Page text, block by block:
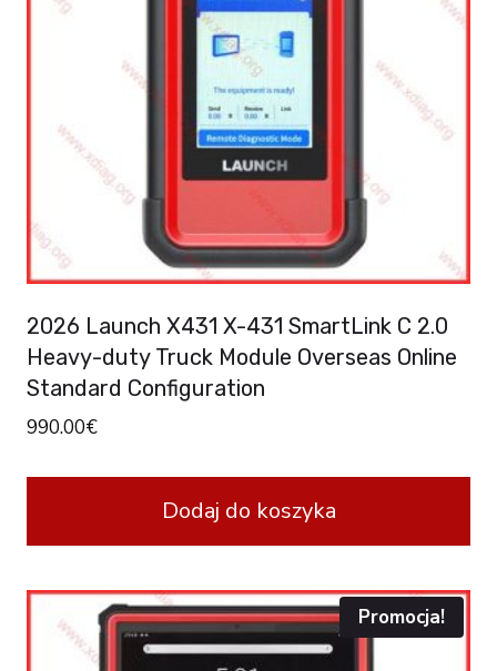
2026 Launch X431 X-431 SmartLink C 2.0
Heavy-duty Truck Module Overseas Online
Standard Configuration
990.00€
Dodaj do koszyka
Promocja!